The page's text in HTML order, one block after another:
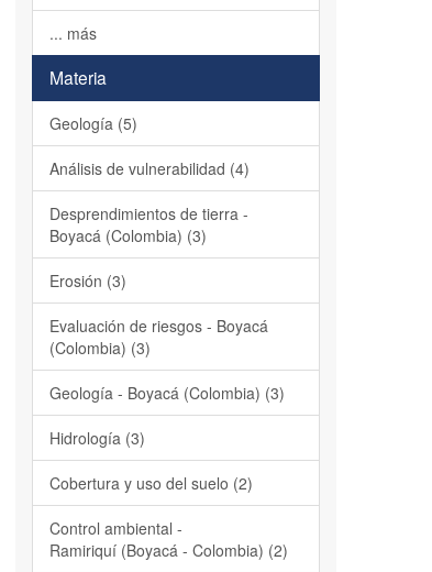
... más
Materia
Geología (5)
Análisis de vulnerabilidad (4)
Desprendimientos de tierra -
Boyacá (Colombia) (3)
Erosión (3)
Evaluación de riesgos - Boyacá
(Colombia) (3)
Geología - Boyacá (Colombia) (3)
Hidrología (3)
Cobertura y uso del suelo (2)
Control ambiental -
Ramiriquí (Boyacá - Colombia) (2)